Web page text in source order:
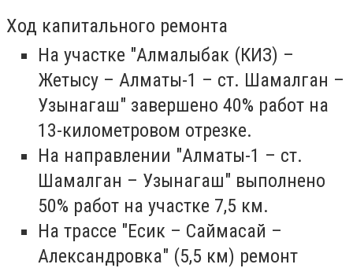
Ход капитального ремонта
На участке "Алмалыбак (КИЗ) –
Жетысу – Алматы-1 – ст. Шамалган –
Узынагаш" завершено 40% работ на
13-километровом отрезке.
На направлении "Алматы-1 – ст.
Шамалган – Узынагаш" выполнено
50% работ на участке 7,5 км.
На трассе "Есик – Саймасай –
Александровка" (5,5 км) ремонт